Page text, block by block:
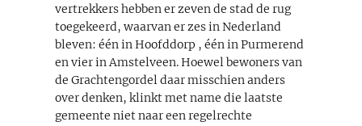
vertrekkers hebben er zeven de stad de rug
toegekeerd, waarvan er zes in Nederland
bleven: één in Hoofddorp , één in Purmerend
en vier in Amstelveen. Hoewel bewoners van
de Grachtengordel daar misschien anders
over denken, klinkt met name die laatste
gemeente niet naar een regelrechte